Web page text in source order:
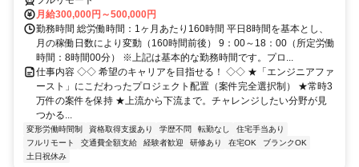
月給300,000円～500,000円
勤務時間 総労働時間：1ヶ月あたり160時間 平日8時間を基本とし、
月の稼働日数により変動（160時間前後） 9：00～18：00（所定労働
時間：8時間00分） ※上記は基本的な勤務時間です。プロ...
仕事内容 ◇◇ 希望のキャリアを目指せる！ ◇◇ ★「エンジニアファ
ースト」にこだわったプロジェクト配置（案件完全選択制） ★常時3
万件の案件を保持 ★上流から下流まで。チャレンジしたい分野が見
つかる...
変形労働時間制 資格取得支援あり 学歴不問 転勤なし
住宅手当あり
フルリモート
交通費全額支給 経験者歓迎 研修あり 在宅OK
ブランクOK
土日祝休み